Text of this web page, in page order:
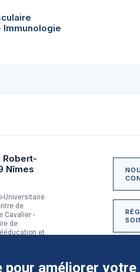
Robert-
Nîmes
Universitaire
de
Cavalier -
de
et
améliorer votre